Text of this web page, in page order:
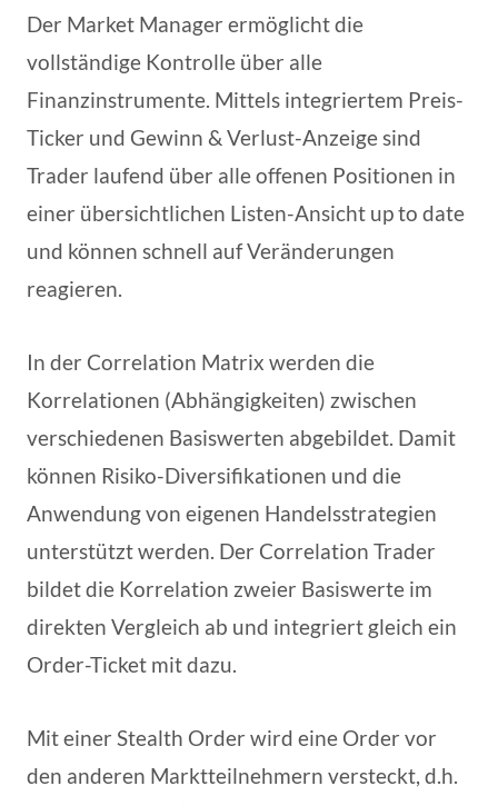
Der Market Manager ermöglicht die
vollständige Kontrolle über alle
Finanzinstrumente. Mittels integriertem Preis-
Ticker und Gewinn & Verlust-Anzeige sind
Trader laufend über alle offenen Positionen in
einer übersichtlichen Listen-Ansicht up to date
und können schnell auf Veränderungen
reagieren.
In der Correlation Matrix werden die
Korrelationen (Abhängigkeiten) zwischen
verschiedenen Basiswerten abgebildet. Damit
können Risiko-Diversifikationen und die
Anwendung von eigenen Handelsstrategien
unterstützt werden. Der Correlation Trader
bildet die Korrelation zweier Basiswerte im
direkten Vergleich ab und integriert gleich ein
Order-Ticket mit dazu.
Mit einer Stealth Order wird eine Order vor
den anderen Marktteilnehmern versteckt, d.h.